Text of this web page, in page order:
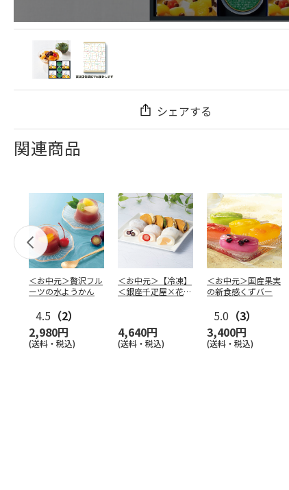
シェアする
関連商品
＜お中元＞贅沢フル
ーツの水ようかん
4.5 （2）
2,980円
(送料・税込)
＜お中元＞【冷凍】
＜銀座千疋屋×花園
4,640円
(送料・税込)
＜お中元＞国産果実
の新食感くずバー
5.0 （3）
3,400円
(送料・税込)